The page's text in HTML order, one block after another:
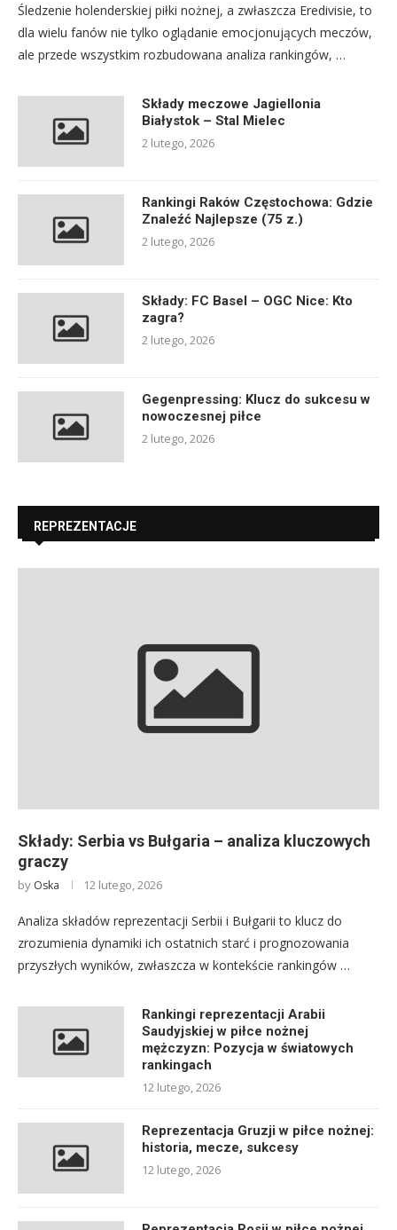
Śledzenie holenderskiej piłki nożnej, a zwłaszcza Eredivisie, to
dla wielu fanów nie tylko oglądanie emocjonujących meczów,
ale przede wszystkim rozbudowana analiza rankingów, …
Składy meczowe Jagiellonia
Białystok – Stal Mielec
2 lutego, 2026
Rankingi Raków Częstochowa: Gdzie
Znaleźć Najlepsze (75 z.)
2 lutego, 2026
Składy: FC Basel – OGC Nice: Kto
zagra?
2 lutego, 2026
Gegenpressing: Klucz do sukcesu w
nowoczesnej piłce
2 lutego, 2026
REPREZENTACJE
Składy: Serbia vs Bułgaria – analiza kluczowych
graczy
by Oska 12 lutego, 2026
Analiza składów reprezentacji Serbii i Bułgarii to klucz do
zrozumienia dynamiki ich ostatnich starć i prognozowania
przyszłych wyników, zwłaszcza w kontekście rankingów …
Rankingi reprezentacji Arabii
Saudyjskiej w piłce nożnej
mężczyzn: Pozycja w światowych
rankingach
12 lutego, 2026
Reprezentacja Gruzji w piłce nożnej:
historia, mecze, sukcesy
12 lutego, 2026